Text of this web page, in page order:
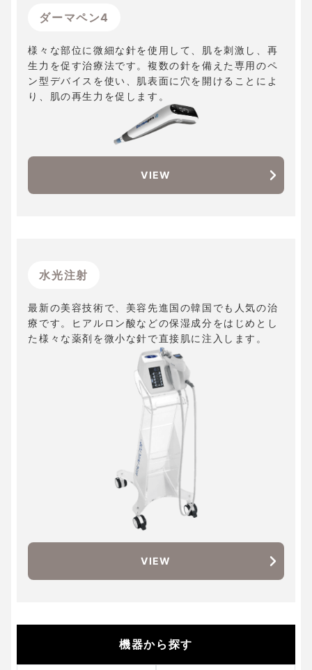
ダーマペン4
様々な部位に微細な針を使用して、肌を刺激し、再
生力を促す治療法です。複数の針を備えた専用のペ
ン型デバイスを使い、肌表面に穴を開けることによ
り、肌の再生力を促します。
VIEW
水光注射
最新の美容技術で、美容先進国の韓国でも人気の治
療です。ヒアルロン酸などの保湿成分をはじめとし
た様々な薬剤を微小な針で直接肌に注入します。
VIEW
機器から探す